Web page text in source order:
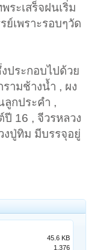
ระเสร็จฝนเริ่ม
ย์เพราะรอบๆวัด
ประกอบไปด้วย
ามช้างน้ำ , ผง
กประคำ ,
16 , จีวรหลวง
ปู่ทิม มีบรรจุอยู่
45.6 KB
1,376